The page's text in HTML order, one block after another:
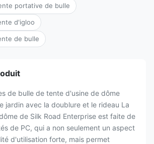
portative de bulle
d'igloo
de bulle
de bulle de tente d'usine de dôme
jardin avec la doublure et le rideau La
de Silk Road Enterprise est faite de
de PC, qui a non seulement un aspect
d'utilisation forte, mais permet